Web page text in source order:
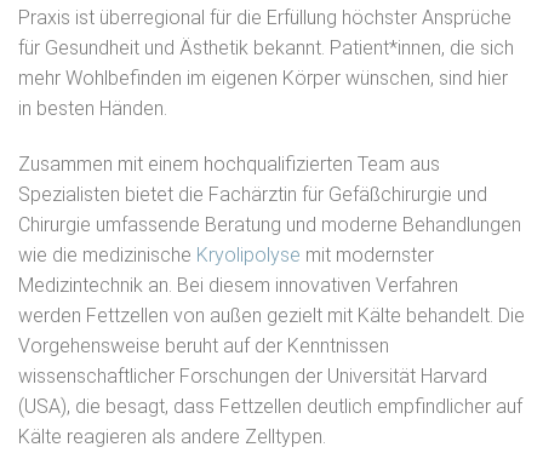
Praxis ist überregional für die Erfüllung höchster Ansprüche
für Gesundheit und Ästhetik bekannt. Patient*innen, die sich
mehr Wohlbefinden im eigenen Körper wünschen, sind hier
in besten Händen.
Zusammen mit einem hochqualifizierten Team aus
Spezialisten bietet die Fachärztin für Gefäßchirurgie und
Chirurgie umfassende Beratung und moderne Behandlungen
wie die medizinische Kryolipolyse mit modernster
Medizintechnik an. Bei diesem innovativen Verfahren
werden Fettzellen von außen gezielt mit Kälte behandelt. Die
Vorgehensweise beruht auf der Kenntnissen
wissenschaftlicher Forschungen der Universität Harvard
(USA), die besagt, dass Fettzellen deutlich empfindlicher auf
Kälte reagieren als andere Zelltypen.